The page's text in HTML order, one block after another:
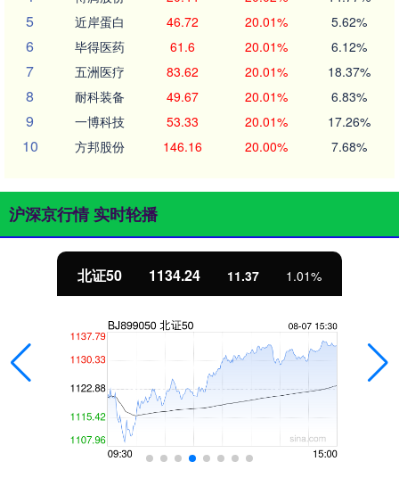
5 近岸蛋白 46.72 20.01% 5.62%
6 毕得医药 61.6 20.01% 6.12%
7 五洲医疗 83.62 20.01% 18.37%
8 耐科装备 49.67 20.01% 6.83%
9 一博科技 53.33 20.01% 17.26%
10 方邦股份 146.16 20.00% 7.68%
沪深京行情 实时轮播
北证50 1134.24 11.37 1.01%